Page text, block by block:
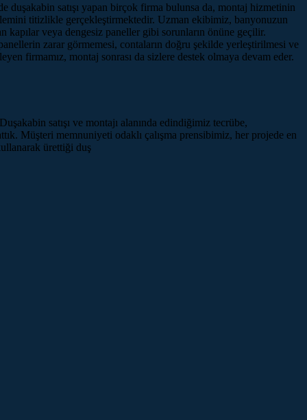
duşakabin satışı yapan birçok firma bulunsa da, montaj hizmetinin
titizlikle gerçekleştirmektedir. Uzman ekibimiz, banyonuzun
kapılar veya dengesiz paneller gibi sorunların önüne geçilir.
zarar görmemesi, contaların doğru şekilde yerleştirilmesi ve
firmamız, montaj sonrası da sizlere destek olmaya devam eder.
satışı ve montajı alanında edindiğimiz tecrübe,
Müşteri memnuniyeti odaklı çalışma prensibimiz, her projede en
ürettiği duş